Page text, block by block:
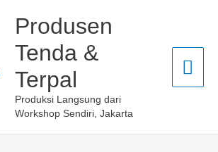
Produsen
Tenda &
Terpal
Produksi Langsung dari
Workshop Sendiri, Jakarta